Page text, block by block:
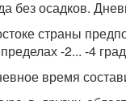
без осадков.
страны
-2... -4
время